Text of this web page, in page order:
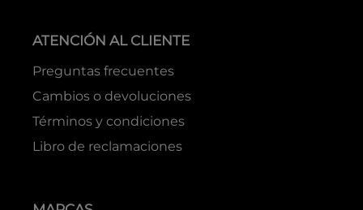
ATENCIÓN AL CLIENTE
Preguntas frecuentes
Cambios o devoluciones
Términos y condiciones
Libro de reclamaciones